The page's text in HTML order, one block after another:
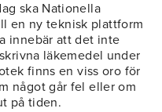
ska Nationella
en ny teknisk plattform
innebär att det inte
läkemedel under
finns en viss oro för
något går fel eller om
på tiden.